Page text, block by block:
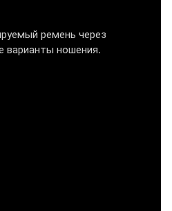
ремень через
варианты ношения.